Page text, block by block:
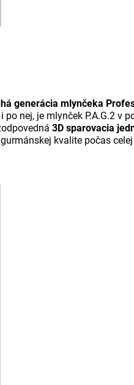
generácia mlynčeka
nej, je mlynček P.A.G.2 v
3D sparovacia
kvalite počas